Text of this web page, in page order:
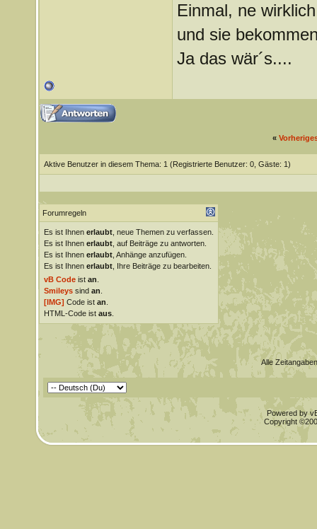
Einmal, ne
und sie
Ja das wär´s....
«
Aktive Benutzer in diesem Thema: 1 (Registrierte Benutzer: 0, Gäste: 1)
Forumregeln
Es ist Ihnen erlaubt, neue Themen zu verfassen.
Es ist Ihnen erlaubt, auf Beiträge zu antworten.
Es ist Ihnen erlaubt, Anhänge anzufügen.
Es ist Ihnen erlaubt, Ihre Beiträge zu bearbeiten.
vB Codeist an
Smileyssind an
[IMG] Code ist an
HTML-Code ist aus.
Alle
Powered by
Copyright